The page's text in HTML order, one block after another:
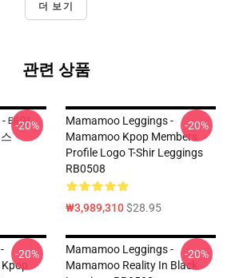
더 보기
관련 상품
태양
-20%
Mamamoo Leggings -
Mamamoo Kpop Members
Profile Logo T-Shir Leggings
RB0508
₩3,989,310$28.95
-20%
-20%
Mamamoo Leggings -
Mamamoo Reality In Black
-20%